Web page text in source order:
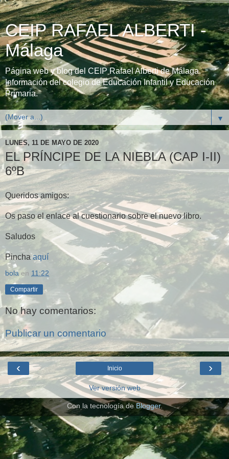
CEIP RAFAEL ALBERTI -
Málaga
Página web y blog del CEIP Rafael Alberti de Málaga.
Información del colegio de Educación Infantil y Educación
Primaria.
▼
LUNES, 11 DE MAYO DE 2020
EL PRÍNCIPE DE LA NIEBLA (CAP I-II)
6ºB
Queridos amigos:
Os paso el enlace al cuestionario sobre el nuevo libro.
Saludos
Pinchaaquí
bola en 11:22
Compartir
No hay comentarios:
Publicar un comentario
‹ ›
Inicio
Ver versión web
Con la tecnología deBlogger.